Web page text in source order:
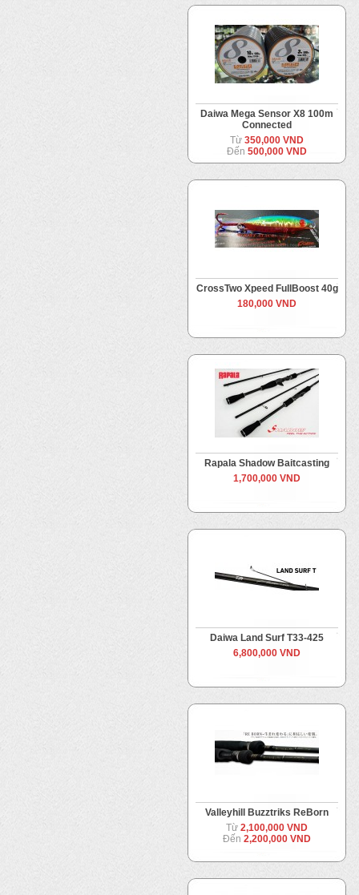
Daiwa Mega Sensor X8 100m
Connected
Từ 350,000 VND
Đến 500,000 VND
CrossTwo Xpeed FullBoost 40g
180,000 VND
Rapala Shadow Baitcasting
1,700,000 VND
Daiwa Land Surf T33-425
6,800,000 VND
Valleyhill Buzztriks ReBorn
Từ 2,100,000 VND
Đến 2,200,000 VND